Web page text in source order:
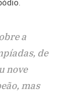
a
de
nove
mas